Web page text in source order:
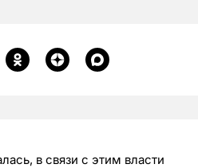
в связи с этим власти